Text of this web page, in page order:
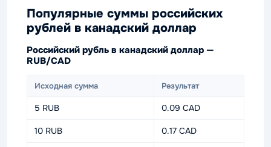
Популярные суммы российских
рублей в канадский доллар
Российский рубль в канадский доллар —
RUB/CAD
Исходная сумма Результат
5 RUB 0.09 CAD
10 RUB 0.17 CAD